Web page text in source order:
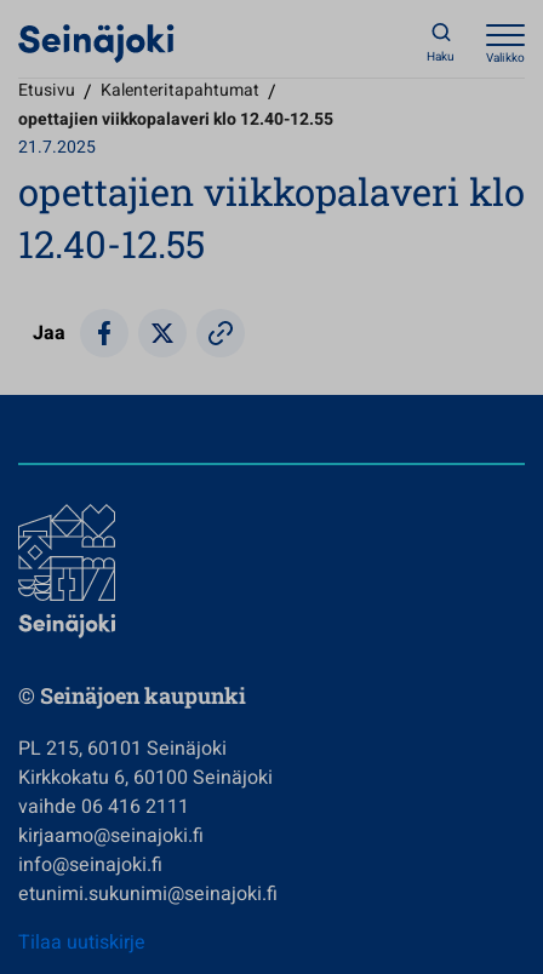
Haku Valikko
Etusivu / Kalenteritapahtumat /
opettajien viikkopalaveri klo 12.40-12.55
21.7.2025
opettajien viikkopalaveri klo
12.40-12.55
Jaa
© Seinäjoen kaupunki
PL 215, 60101 Seinäjoki
Kirkkokatu 6, 60100 Seinäjoki
vaihde 06 416 2111
kirjaamo@seinajoki.fi
info@seinajoki.fi
etunimi.sukunimi@seinajoki.fi
Tilaa uutiskirje